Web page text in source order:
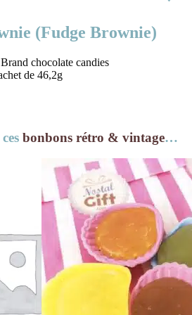
(Fudge Brownie)
chocolate candies
de 46,2g
bonbons rétro & vintage…